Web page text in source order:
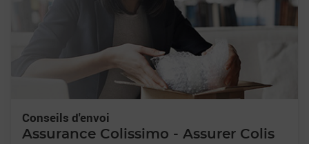
Conseils d'envoi
Assurance Colissimo - Assurer Colis